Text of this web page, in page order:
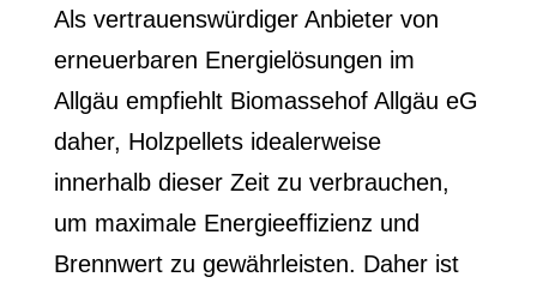
Als vertrauenswürdiger Anbieter von
erneuerbaren Energielösungen im
Allgäu empfiehlt Biomassehof Allgäu eG
daher, Holzpellets idealerweise
innerhalb dieser Zeit zu verbrauchen,
um maximale Energieeffizienz und
Brennwert zu gewährleisten. Daher ist